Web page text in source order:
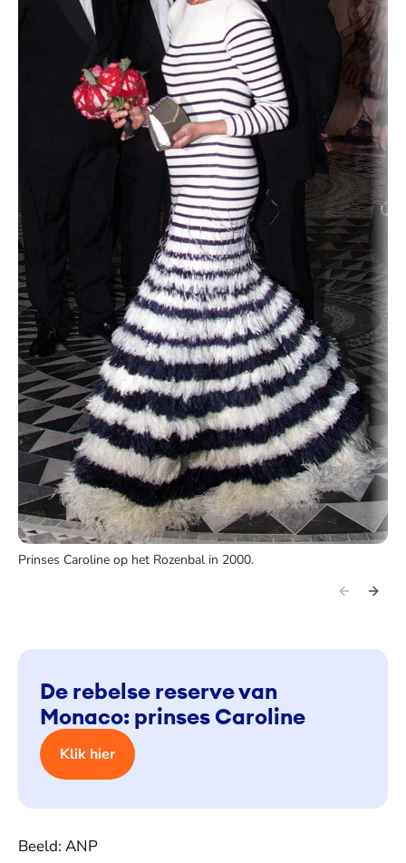
Prinses Caroline op het Rozenbal in 2000.
De rebelse reserve van
Monaco: prinses Caroline
Klik hier
Beeld: ANP